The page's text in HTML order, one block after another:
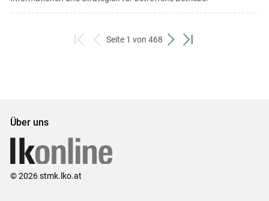
zum
zurück
Seite 1 von 468
weiterzum
Über uns
© 2026 stmk.lko.at